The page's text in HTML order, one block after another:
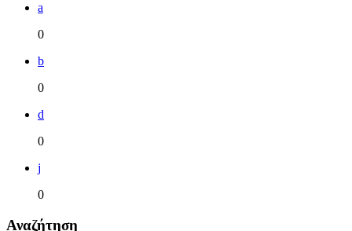
a
0
b
0
d
0
j
0
Αναζήτηση